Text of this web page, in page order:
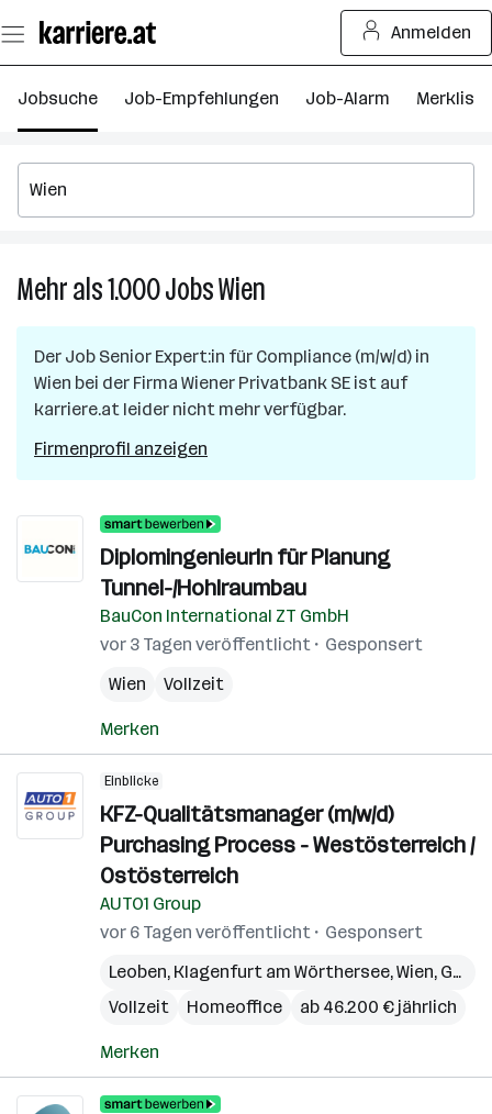
Seiteninhalt
springen
Anmelden
Jobsuche Job-Empfehlungen Job-Alarm Merkliste
Mehr als 1.000JobsWien
Jobs
in
Wien
Der Job Senior Expert:in für Compliance (m/w/d) in
Wien bei der Firma Wiener Privatbank SE ist auf
karriere.at leider nicht mehr verfügbar.
Firmenprofil anzeigen
DiplomingenieurIn für Planung
Tunnel-/Hohlraumbau
BauCon International ZT GmbH
vor 3 Tagen veröffentlicht
Gesponsert
Wien
Vollzeit
Merken
Einblicke
KFZ-Qualitätsmanager (m/w/d)
Purchasing Process - Westösterreich /
Ostösterreich
AUTO1 Group
vor 6 Tagen veröffentlicht
Gesponsert
Leoben, Klagenfurt am Wörthersee,Wien, Graz
Vollzeit
Homeoffice ab 46.200 € jährlich
Merken